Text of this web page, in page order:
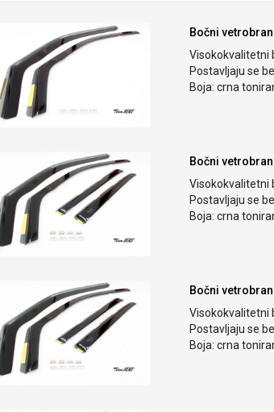
Bočni
Visokokvalitetni
Postavljaju se
Boja: crna
Bočni
Visokokvalitetni
Postavljaju se
Boja: crna
Bočni
Visokokvalitetni
Postavljaju se
Boja: crna